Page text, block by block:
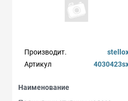
Производит.
Артикул
Наименование